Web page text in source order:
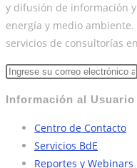
y difusión de información
energía y medio
servicios de consultorías
Información al Usuario
Centro de Contacto
Servicios BdE
Reportes y Webinars